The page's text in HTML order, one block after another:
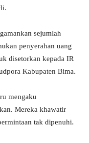
sejumlah
penyerahan uang
disetorkan kepada IR
Kabupaten Bima.
mengaku
Mereka khawatir
tak dipenuhi.